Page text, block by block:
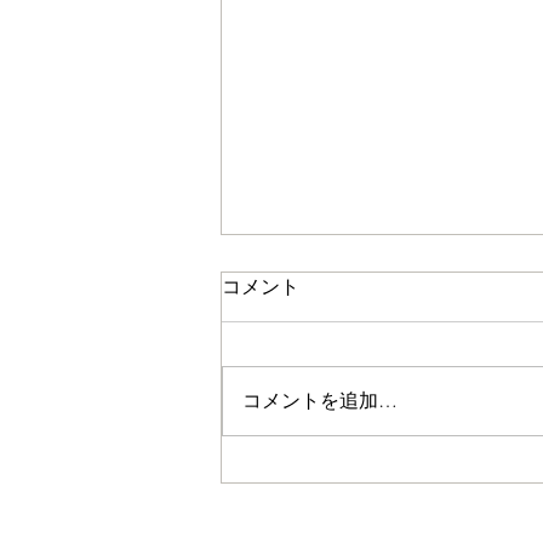
コメント
コメントを追加…